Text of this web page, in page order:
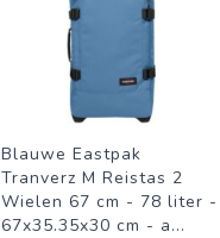
Blauwe Eastpak
Tranverz M Reistas 2
Wielen 67 cm - 78 liter -
67x35.35x30 cm - a...